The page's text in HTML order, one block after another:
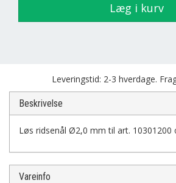
Læg i kurv
Leveringstid: 2-3 hverdage.
Beskrivelse
Løs ridsenål Ø2,0 mm til art. 10301200
Vareinfo